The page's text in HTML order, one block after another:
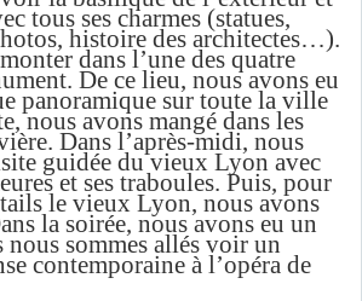
tous ses charmes (statues,
histoire des architectes…).
dans l’une des quatre
De ce lieu, nous avons eu
panoramique sur toute la ville
nous avons mangé dans les
Dans l’après-midi, nous
guidée du vieux Lyon avec
et ses traboules. Puis, pour
le vieux Lyon, nous avons
la soirée, nous avons eu un
sommes allés voir un
contemporaine à l’opéra de